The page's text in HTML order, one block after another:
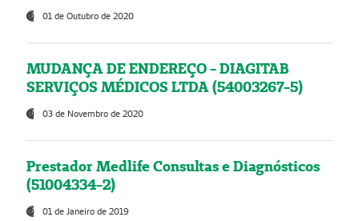
01 de Outubro de 2020
MUDANÇA DE ENDEREÇO - DIAGITAB
SERVIÇOS MÉDICOS LTDA (54003267-5)
03 de Novembro de 2020
Prestador Medlife Consultas e Diagnósticos
(51004334-2)
01 de Janeiro de 2019